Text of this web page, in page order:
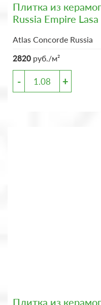
Плитка из
Russia Empire
Atlas Concorde Russia
2820 руб./м²
- +
Плитка из